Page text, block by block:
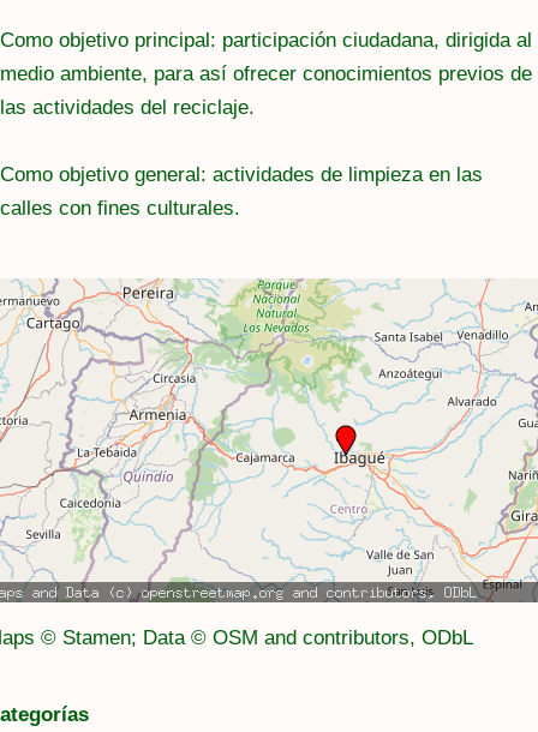
Como objetivo principal: participación ciudadana, dirigida al
medio ambiente, para así ofrecer conocimientos previos de
las actividades del reciclaje.
Como objetivo general: actividades de limpieza en las
calles con fines culturales.
© Stamen; Data © OSM and contributors, ODbL